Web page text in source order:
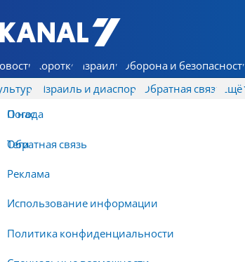
7 КАНАЛ - Аруц Шева
Коротко Израиль Оборона и безопасность
Израиль и диаспора Обратная связь
О нас
Обратная связь
Реклама
Использование информации
Политика конфиденциальности
Ещё
Погода
Теги